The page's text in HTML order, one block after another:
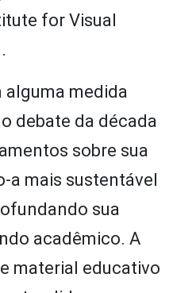
for Visual
alguma medida
debate da década
sobre sua
a mais sustentável
sua
acadêmico. A
material educativo